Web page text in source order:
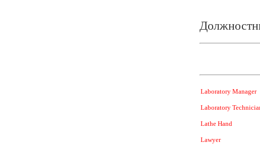
Laboratory Manager
Laboratory
Lathe Hand
Lawyer